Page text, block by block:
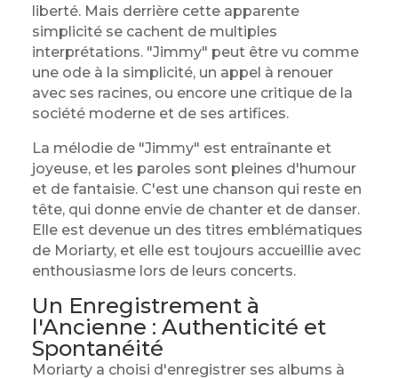
liberté. Mais derrière cette apparente
simplicité se cachent de multiples
interprétations. "Jimmy" peut être vu comme
une ode à la simplicité, un appel à renouer
avec ses racines, ou encore une critique de la
société moderne et de ses artifices.
La mélodie de "Jimmy" est entraînante et
joyeuse, et les paroles sont pleines d'humour
et de fantaisie. C'est une chanson qui reste en
tête, qui donne envie de chanter et de danser.
Elle est devenue un des titres emblématiques
de Moriarty, et elle est toujours accueillie avec
enthousiasme lors de leurs concerts.
Un Enregistrement à
l'Ancienne : Authenticité et
Spontanéité
Moriarty a choisi d'enregistrer ses albums à